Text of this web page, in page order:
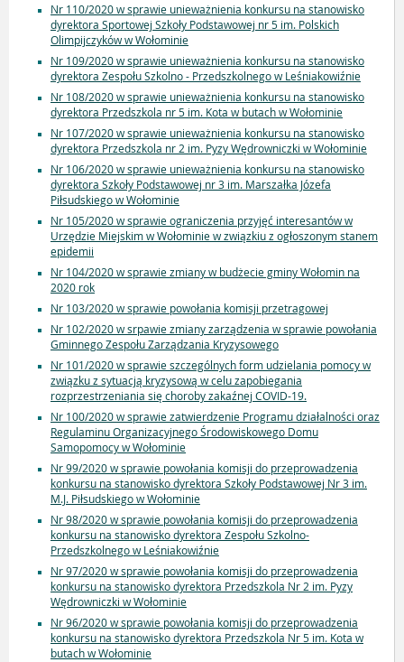
Nr 110/2020 w sprawie unieważnienia konkursu na stanowisko
dyrektora Sportowej Szkoły Podstawowej nr 5 im. Polskich
Olimpijczyków w Wołominie
Nr 109/2020 w sprawie unieważnienia konkursu na stanowisko
dyrektora Zespołu Szkolno - Przedszkolnego w Leśniakowiźnie
Nr 108/2020 w sprawie unieważnienia konkursu na stanowisko
dyrektora Przedszkola nr 5 im. Kota w butach w Wołominie
Nr 107/2020 w sprawie unieważnienia konkursu na stanowisko
dyrektora Przedszkola nr 2 im. Pyzy Wędrowniczki w Wołominie
Nr 106/2020 w sprawie unieważnienia konkursu na stanowisko
dyrektora Szkoły Podstawowej nr 3 im. Marszałka Józefa
Piłsudskiego w Wołominie
Nr 105/2020 w sprawie ograniczenia przyjęć interesantów w
Urzędzie Miejskim w Wołominie w związkiu z ogłoszonym stanem
epidemii
Nr 104/2020 w sprawie zmiany w budżecie gminy Wołomin na
2020 rok
Nr 103/2020 w sprawie powołania komisji przetragowej
Nr 102/2020 w srpawie zmiany zarządzenia w sprawie powołania
Gminnego Zespołu Zarządzania Kryzysowego
Nr 101/2020 w sprawie szczególnych form udzielania pomocy w
związku z sytuacją kryzysową w celu zapobiegania
rozprzestrzeniania się choroby zakaźnej COVID-19.
Nr 100/2020 w sprawie zatwierdzenie Programu działalności oraz
Regulaminu Organizacyjnego Środowiskowego Domu
Samopomocy w Wołominie
Nr 99/2020 w sprawie powołania komisji do przeprowadzenia
konkursu na stanowisko dyrektora Szkoły Podstawowej Nr 3 im.
M.J. Piłsudskiego w Wołominie
Nr 98/2020 w sprawie powołania komisji do przeprowadzenia
konkursu na stanowisko dyrektora Zespołu Szkolno-
Przedszkolnego w Leśniakowiźnie
Nr 97/2020 w sprawie powołania komisji do przeprowadzenia
konkursu na stanowisko dyrektora Przedszkola Nr 2 im. Pyzy
Wędrowniczki w Wołominie
Nr 96/2020 w sprawie powołania komisji do przeprowadzenia
konkursu na stanowisko dyrektora Przedszkola Nr 5 im. Kota w
butach w Wołominie